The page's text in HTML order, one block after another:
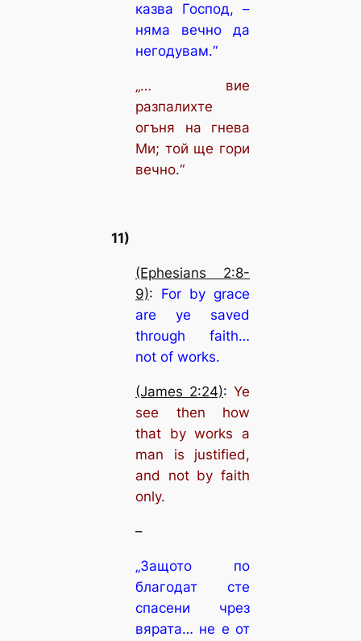
казва Господ, –
няма вечно да
негодувам.“
„… вие
разпалихте
огъня на гнева
Ми; той ще гори
вечно.“
11)
(Ephesians 2:8-
9): For by grace
are ye saved
through faith…
not of works.
(James 2:24):Ye
see then how
that by works a
man is justified,
and not by faith
only.
–
„Защото по
благодат сте
спасени чрез
вярата… не е от